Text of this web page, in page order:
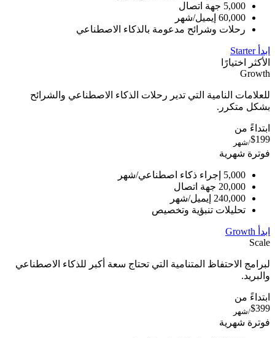
5,000 جهة اتصال
60,000 إيميل/شهر
رحلات وشرائح مدعومة بالذكاء الاصطناعي
ابدأ Starter
الأكثر اختيارًا
Growth
للعلامات النامية التي تدير رحلات الذكاء الاصطناعي والشرائح
بشكل متكرر.
ابتداءً من
$199/شهر
فوترة شهرية
5,000 إجراء ذكاء اصطناعي/شهر
20,000 جهة اتصال
240,000 إيميل/شهر
تحليلات تنبؤية وتخصيص
ابدأ Growth
Scale
لبرامج الاحتفاظ المتنامية التي تحتاج سعة أكبر للذكاء الاصطناعي
والبريد.
ابتداءً من
$399/شهر
فوترة شهرية